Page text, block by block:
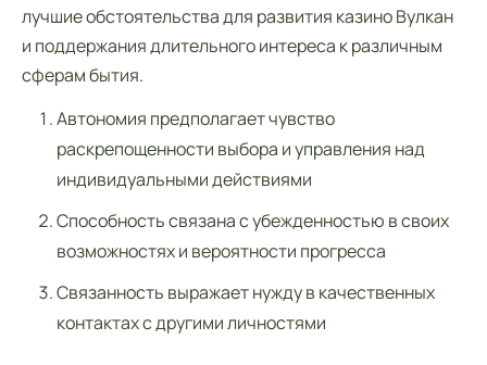
лучшие обстоятельства для развития казино Вулкан
и поддержания длительного интереса к различным
сферам бытия.
Автономия предполагает чувство
раскрепощенности выбора и управления над
индивидуальными действиями
Способность связана с убежденностью в своих
возможностях и вероятности прогресса
Связанность выражает нужду в качественных
контактах с другими личностями